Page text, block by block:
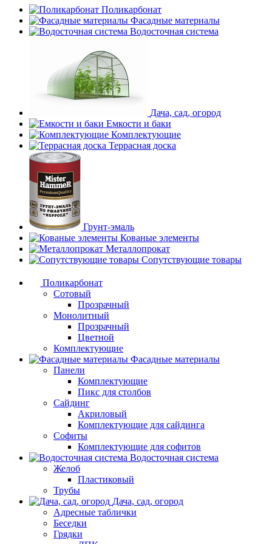
Поликарбонат
Фасадные материалы
Водосточная система
Дача, сад, огород
Емкости и баки
Комплектующие
Террасная доска
Грунт-эмаль
Кованые элементы
Металлопрокат
Сопутствующие товары
Поликарбонат
Сотовый
Прозрачный
Монолитный
Прозрачный
Цветной
Комплектующие
Фасадные материалы
Панели
Комплектующие
Пикс для столбов
Сайдинг
Акриловый
Комплектующие для сайдинга
Софиты
Комплектующие для софитов
Водосточная система
Желоб
Пластиковый
Трубы
Дача, сад, огород
Адресные таблички
Беседки
Грядки